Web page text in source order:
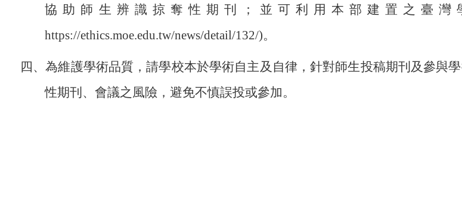
協助師生辨識掠奪性期刊；並可利用本部建置之臺
https://ethics.moe.edu.tw/news/detail/132/)。
四、為維護學術品質，請學校本於學術自主及自律，針對師生投稿期刊及參與
性期刊、會議之風險，避免不慎誤投或參加。